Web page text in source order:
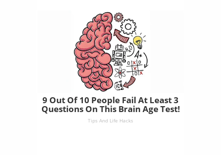
9 Out Of 10 People Fail At Least 3
Questions On This Brain Age Test!
Tips And Life Hacks